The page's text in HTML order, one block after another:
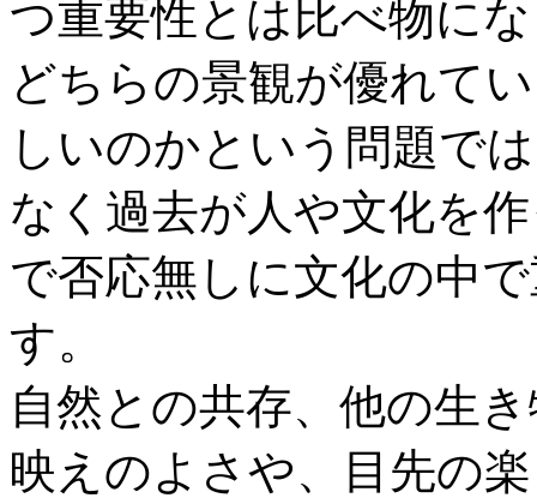
つ重要性とは比べ物に
どちらの景観が優れて
しいのかという問題で
なく過去が人や文化を
で否応無しに文化の中
す。
自然との共存、他の生
映えのよさや、目先の